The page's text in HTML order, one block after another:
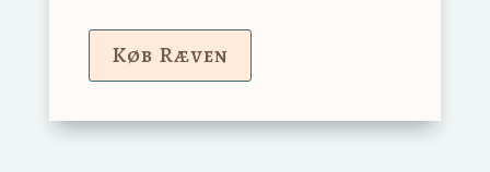
Køb Ræven